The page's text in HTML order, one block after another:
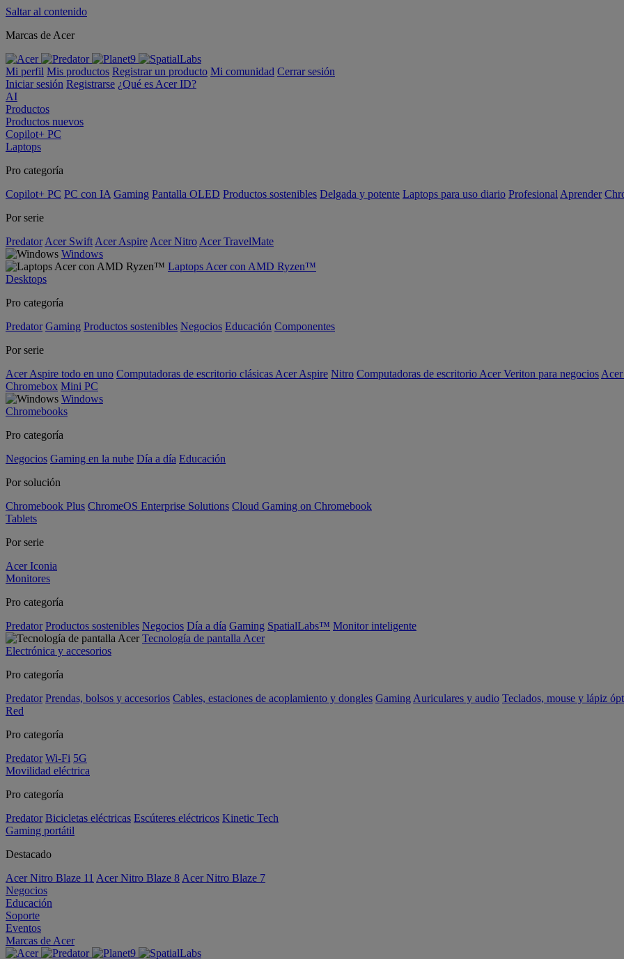
Saltar al contenido
Marcas de Acer
Mi perfil Mis productos Registrar un producto Mi comunidad Cerrar sesión
Iniciar sesión Registrarse ¿Qué es Acer ID?
AI
Productos
Productos nuevos
Copilot+ PC
Laptops
Pro categoría
Copilot+ PC PC con IA Gaming Pantalla OLED Productos sostenibles Delgada y potente Laptops para uso diario Profesional Aprender
Por serie
Predator Acer Swift Acer Aspire Acer Nitro Acer TravelMate
Windows
Laptops Acer con AMD Ryzen™
Desktops
Pro categoría
Predator Gaming Productos sostenibles Negocios Educación Componentes
Por serie
Acer Aspire todo en uno Computadoras de escritorio clásicas Acer Aspire Nitro Computadoras de escritorio Acer Veriton para negocios
Chromebox Mini PC
Windows
Chromebooks
Pro categoría
Negocios Gaming en la nube Día a día Educación
Por solución
Chromebook Plus ChromeOS Enterprise Solutions Cloud Gaming on Chromebook
Tablets
Por serie
Acer Iconia
Monitores
Pro categoría
Predator Productos sostenibles Negocios Día a día Gaming SpatialLabs™ Monitor inteligente
Tecnología de pantalla Acer
Electrónica y accesorios
Pro categoría
Predator Prendas, bolsos y accesorios Cables, estaciones de acoplamiento y dongles Gaming Auriculares y audio Teclados, mouse y lápiz
Red
Pro categoría
Predator Wi-Fi 5G
Movilidad eléctrica
Pro categoría
Predator Bicicletas eléctricas Escúteres eléctricos Kinetic Tech
Gaming portátil
Destacado
Acer Nitro Blaze 11 Acer Nitro Blaze 8 Acer Nitro Blaze 7
Negocios
Educación
Soporte
Eventos
Marcas de Acer